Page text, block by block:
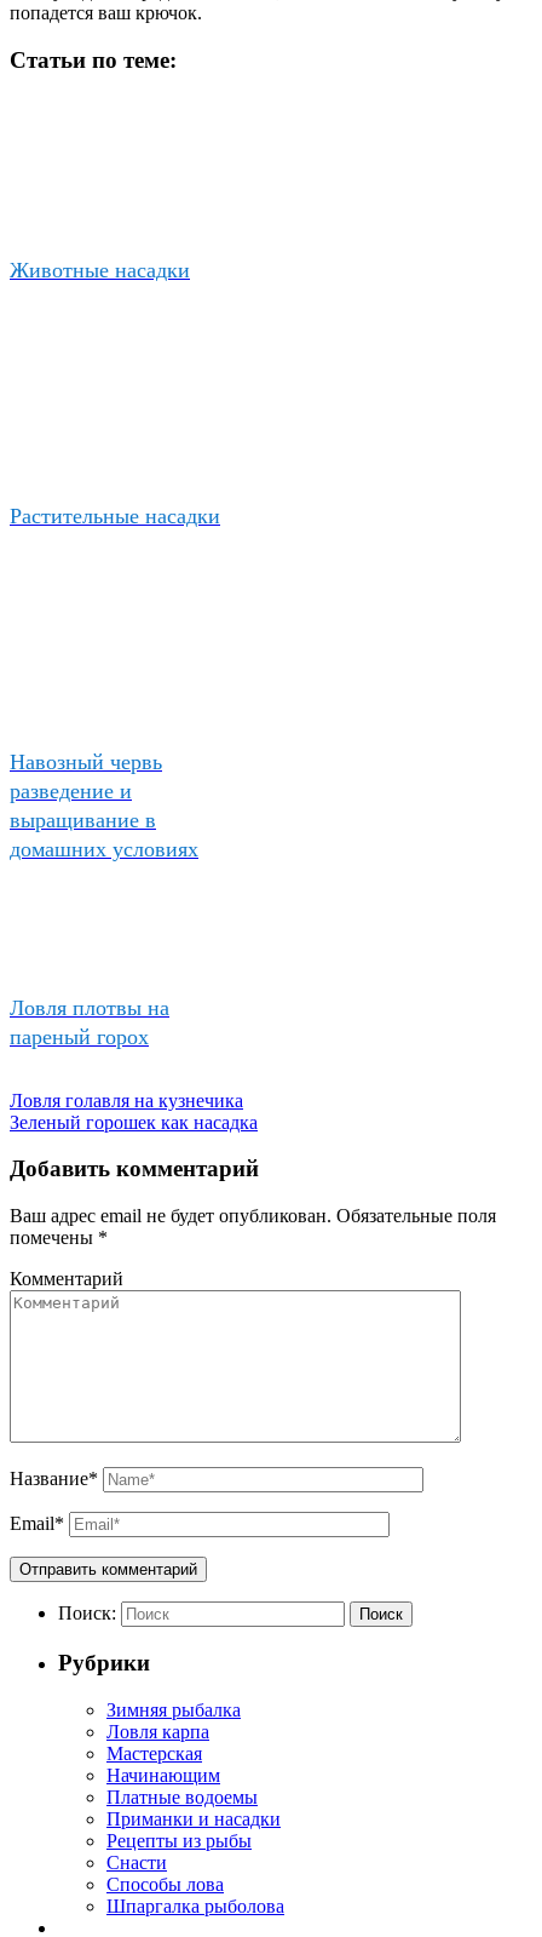
попадется ваш крючок.
Статьи по теме:
Животные насадки
Растительные насадки
Навозный червь
разведение и
выращивание в
домашних условиях
Ловля плотвы на
пареный горох
Ловля голавля на кузнечика
Зеленый горошек как насадка
Добавить комментарий
Ваш адрес email не будет опубликован. Обязательные поля
помечены *
Комментарий
Название*
Email*
Поиск: Поиск
Рубрики
Зимняя рыбалка
Ловля карпа
Мастерская
Начинающим
Платные водоемы
Приманки и насадки
Рецепты из рыбы
Снасти
Способы лова
Шпаргалка рыболова